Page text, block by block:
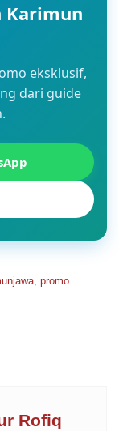
Karimun
eksklusif,
dari guide
, promo
Rofiq